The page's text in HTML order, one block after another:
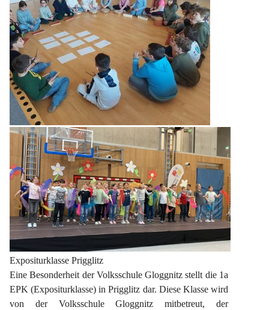
Expositurklasse Prigglitz
Eine Besonderheit der Volksschule Gloggnitz stellt die 1a
EPK (Expositurklasse) in Prigglitz dar. Diese Klasse wird
von der Volksschule Gloggnitz mitbetreut, der